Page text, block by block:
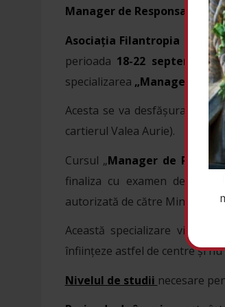
Manager de
Asociația Filantropia
perioada 18-22 septembrie
specializarea „Manager de
Acesta se va desfășura la
cartierul Valea Aurie).
Cursul „Manager de
finaliza cu examen de
autorizată de către Ministerul
Această specializare vine
înființeze astfel de centre și
Nivelul de studii necesare